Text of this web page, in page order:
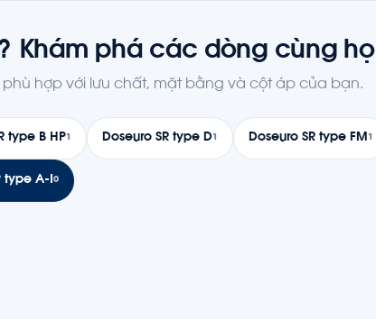
Khám phá các dòng cùng họ
hợp với lưu chất, mặt bằng và cột áp của bạn.
type B HP1 Doseuro SR type D1 Doseuro SR type FM 1
type A-I 0